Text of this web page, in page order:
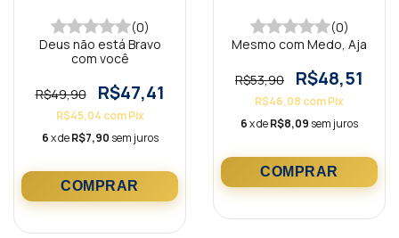
(0)
Deus não está Bravo
com você
R$49,90 R$47,41
R$45,04 com Pix
6x deR$7,90 sem juros
(0)
Mesmo com Medo, Aja
R$53,90 R$48,51
R$46,08 comPix
6x deR$8,09 sem juros